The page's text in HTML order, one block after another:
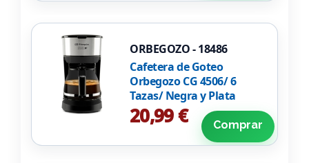
ORBEGOZO - 18486
Cafetera de Goteo
Orbegozo CG 4506/ 6
Tazas/ Negra y Plata
20,99 € Comprar